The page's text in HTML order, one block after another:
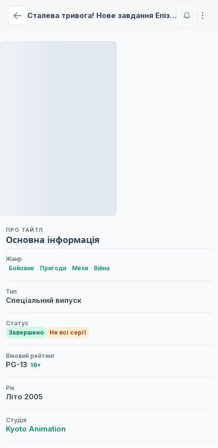
Сталева тривога! Нове завдання Епізод 00
ПРО ТАЙТЛ
Основна інформація
Жанр
Бойовик
Пригоди Мехи Війна
Тип
Спеціальний випуск
Статус
Завершено
Не всі серії
Віковий рейтинг
PG-13 16+
Рік
Літо 2005
Студія
Kyoto Animation